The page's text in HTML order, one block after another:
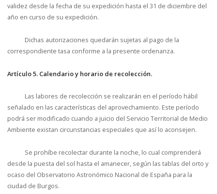
validez desde la fecha de su expedición hasta el 31 de diciembre del
año en curso de su expedición.
Dichas autorizaciones quedarán sujetas al pago de la
correspondiente tasa conforme a la presente ordenanza.
Artículo 5. Calendario y horario de recolección.
Las labores de recolección se realizarán en el período hábil
señalado en las características del aprovechamiento. Este período
podrá ser modificado cuando a juicio del Servicio Territorial de Medio
Ambiente existan circunstancias especiales que así lo aconsejen.
Se prohíbe recolectar durante la noche, lo cual comprenderá
desde la puesta del sol hasta el amanecer, según las tablas del orto y
ocaso del Observatorio Astronómico Nacional de España para la
ciudad de Burgos.